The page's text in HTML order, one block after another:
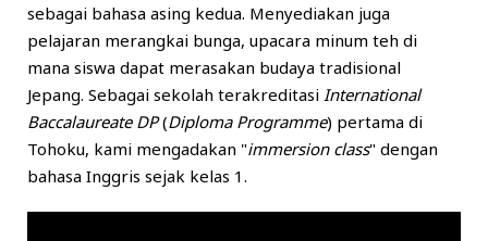
sebagai bahasa asing kedua. Menyediakan juga
pelajaran merangkai bunga, upacara minum teh di
mana siswa dapat merasakan budaya tradisional
Jepang. Sebagai sekolah terakreditasi International
Baccalaureate DP(Diploma Programme) pertama di
Tohoku, kami mengadakan "immersion class" dengan
bahasa Inggris sejak kelas 1.